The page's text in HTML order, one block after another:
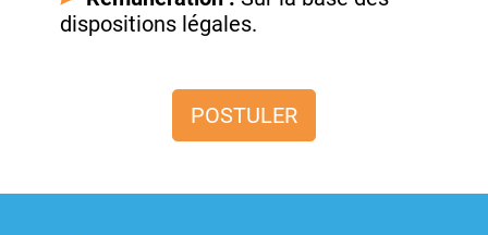
dispositions légales.
POSTULER